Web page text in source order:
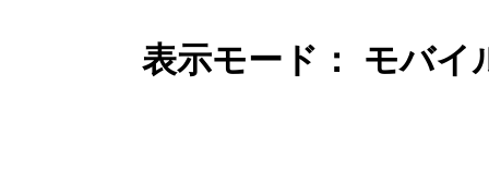
表示モード： モバ